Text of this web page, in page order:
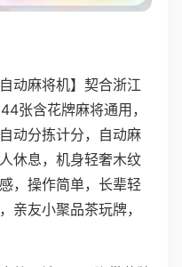
动麻将机】契合浙江
张含花牌麻将通用，
动分拣计分，自动麻
休息，机身轻奢木纹
，操作简单，长辈轻
亲友小聚品茶玩牌，